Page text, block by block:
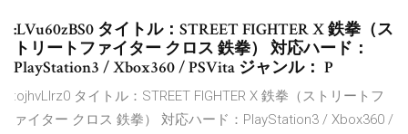
:LVu60zBS0 タイトル：STREET FIGHTER X 鉄拳（ス
トリートファイター クロス 鉄拳） 対応ハード：
PlayStation3 / Xbox360 / PSVita ジャンル： P
:ojhvLlrz0 タイトル：STREET FIGHTER X 鉄拳（ストリートフ
ァイター クロス 鉄拳） 対応ハード：PlayStation3 / Xbox360 /